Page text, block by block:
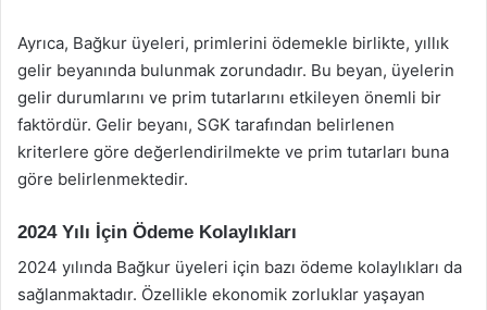
Ayrıca, Bağkur üyeleri, primlerini ödemekle birlikte, yıllık
gelir beyanında bulunmak zorundadır. Bu beyan, üyelerin
gelir durumlarını ve prim tutarlarını etkileyen önemli bir
faktördür. Gelir beyanı, SGK tarafından belirlenen
kriterlere göre değerlendirilmekte ve prim tutarları buna
göre belirlenmektedir.
2024 Yılı İçin Ödeme Kolaylıkları
2024 yılında Bağkur üyeleri için bazı ödeme kolaylıkları da
sağlanmaktadır. Özellikle ekonomik zorluklar yaşayan